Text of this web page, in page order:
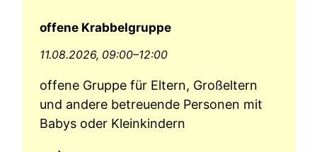
offene Krabbelgruppe
11.08.2026, 09:00–12:00
offene Gruppe für Eltern, Großeltern
und andere betreuende Personen mit
Babys oder Kleinkindern